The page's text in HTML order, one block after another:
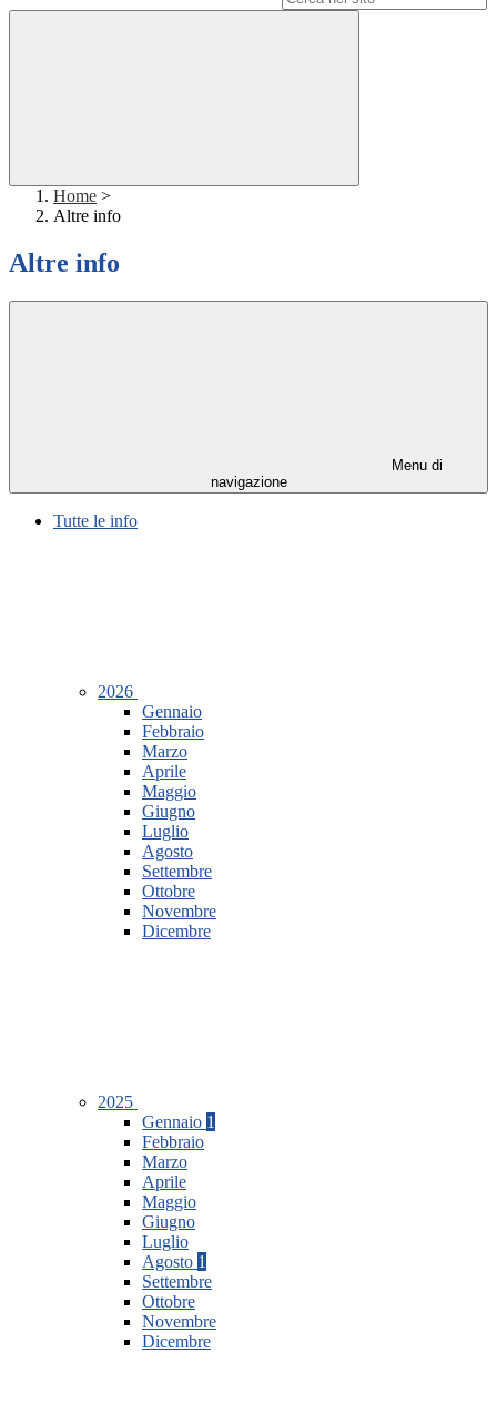
Home >
Altre info
Altre info
Menu di
navigazione
Tutte le info
2026
Gennaio
Febbraio
Marzo
Aprile
Maggio
Giugno
Luglio
Agosto
Settembre
Ottobre
Novembre
Dicembre
2025
Gennaio 1
Febbraio
Marzo
Aprile
Maggio
Giugno
Luglio
Agosto 1
Settembre
Ottobre
Novembre
Dicembre